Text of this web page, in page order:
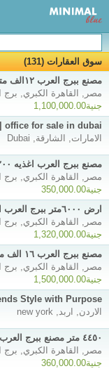
سوق العقارات (131)
مصنع ببرج العرب ١٢الف متر غاز كهرباء ٢ ميجا
مصر, القاهرة الكبري, برج
جنية1,100,000.00
office for sale in dubai
الامارات, الشارقة, Dubai
مصنع ببرج العرب اغذيه ٤٢٠٠متر جديد
مصر, القاهرة الكبري, برج
جنية350,000.00
ارض ٦٠٠٠متر ببرج العرب اغذيه
مصر, القاهرة الكبري, برج
جنية1,320,000.00
مصنع ببرج العرب ١٦ الف متر كيماوى هندسي جميع الأنشطه
مصر, القاهرة الكبري, برج
جنية1,500,000.00
Style with Purpose
الاردن, اربد, new york
٤٤٥٠ متر مصنع ببرج العرب الجمالون ٢٦٥٠ متر
مصر, القاهرة الكبري, برج
جنية360,000.00